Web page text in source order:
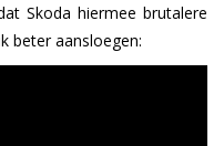
Skoda hiermee brutalere
beter aansloegen: